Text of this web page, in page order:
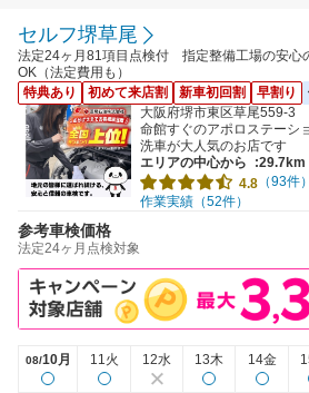
セルフ堺草尾
法定24ヶ月81項目点検付 指定整備工場の安心
OK（法定費用も）
特典あり
初めて来店割 新車初回割 早割り
大阪府堺市東区草尾559-
命館すぐのアポロステー
洗車が大人気のお店です
エリアの中心から
:29.7km
4.8 （93件）
作業実績（52件）
参考車検価格
法定24ヶ月点検対象
08/10月 11火 12水 13木 14金